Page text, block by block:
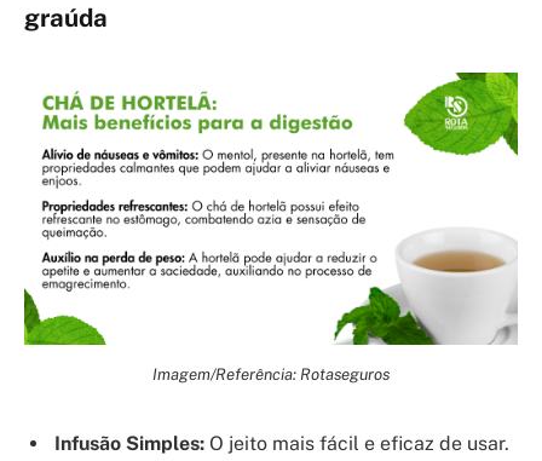
graúda
Imagem/Referência: Rotaseguros
Infusão Simples: O jeito mais fácil e eficaz de usar.